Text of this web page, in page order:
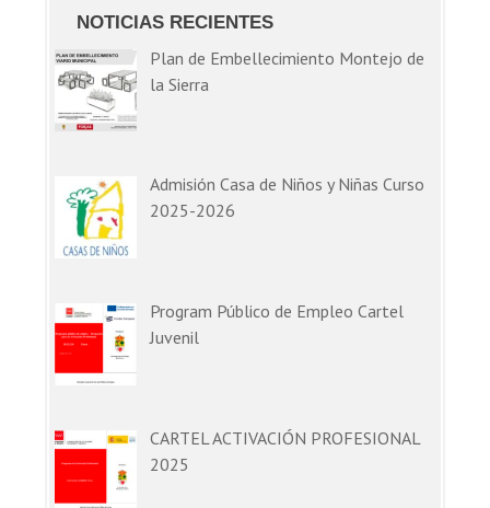
NOTICIAS RECIENTES
Plan de Embellecimiento Montejo de
la Sierra
Admisión Casa de Niños y Niñas Curso
2025-2026
Program Público de Empleo Cartel
Juvenil
CARTEL ACTIVACIÓN PROFESIONAL
2025